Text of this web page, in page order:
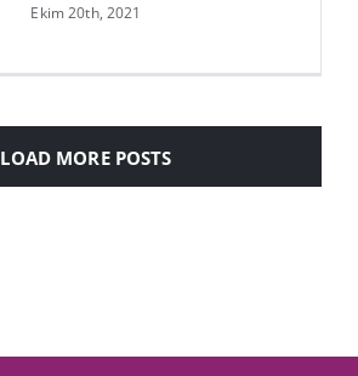
?
Ekim 20th, 2021
LOAD MORE POSTS